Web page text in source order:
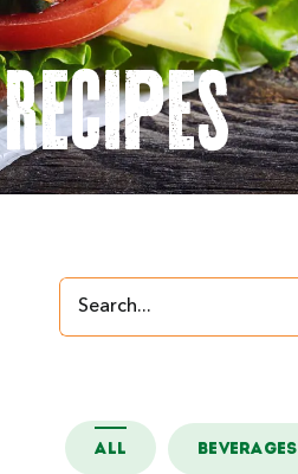
Search
For:
ReCipeS
ALL BEVERAGES